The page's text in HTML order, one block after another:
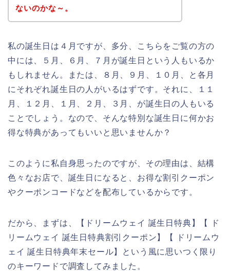
ないのかな～。
私の誕生日は４月ですが、多分、こちらをご覧の方の
中には、５月、６月、７月が誕生日という人もいるか
もしれません。または、８月、９月、１０月、と各月
にそれぞれ誕生日の人がいるはずです。それに、１１
月、１２月、１月、２月、３月、が誕生日の人もいる
ことでしょう。なので、そんな特別な誕生日に何かお
得な特典があってもいいと思いませんか？
このように私自身思ったのですが、その理由は、結構
色々なお店で、誕生日になると、お得な割引クーポン
やクーポンコードなどを配布しているからです。
だから、まずは、【ドリームウェイ 誕生日特典】【 ド
リームウェイ 誕生日特典割引クーポン】【 ドリームウ
ェイ 誕生日特典年末セール】という風に思いつく限り
のキーワードで調査してみました。